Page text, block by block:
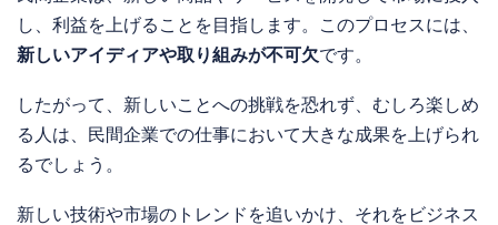
し、利益を上げることを目指します。このプロセスには、
新しいアイディアや取り組みが不可欠です。
したがって、新しいことへの挑戦を恐れず、むしろ楽しめ
る人は、民間企業での仕事において大きな成果を上げられ
るでしょう。
新しい技術や市場のトレンドを追いかけ、それをビジネス